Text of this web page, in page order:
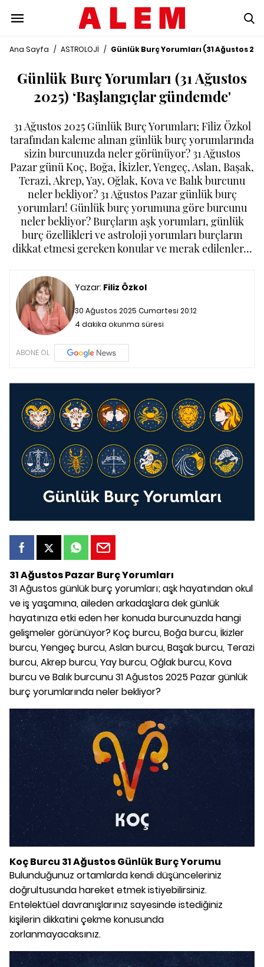
Ana Sayfa / ASTROLOJİ / Günlük Burç Yorumları (31 Ağustos
Günlük Burç Yorumları (31 Ağustos
2025) ‘Başlangıçlar gündemde'
31 Ağustos 2025 Günlük Burç Yorumları; Filiz Özkol
tarafından kaleme alınan günlük burç yorumlarında
sizin burcunuzda neler görünüyor? 31 Ağustos
Pazar günü Koç, Boğa, İkizler, Yengeç, Aslan, Başak,
Terazi, Akrep, Yay, Oğlak, Kova ve Balık burcunu
neler bekliyor? 31 Ağustos Pazar günlük burç
yorumları! Günlük burç yorumuna göre burcunu
neler bekliyor? Burçların aşk yorumları, günlük
burç özellikleri ve astroloji yorumları burçların
dikkat etmesi gereken konular ve merak edilenler…
Yazar: Filiz Özkol
30 Ağustos 2025 Cumartesi 20:12
4 dakika okunma süresi
ABONE OL
31 Ağustos Pazar Burç Yorumları
31 Ağustos günlük burç yorumları; aşk hayatından okul
ve iş yaşamına, aileden arkadaşlara dek günlük
hayatınıza etki eden her konuda burcunuzda hangi
gelişmeler görünüyor? Koç burcu, Boğa burcu, İkizler
burcu, Yengeç burcu, Aslan burcu, Başak burcu, Terazi
burcu, Akrep burcu, Yay burcu, Oğlak burcu, Kova
burcu ve Balık burcunu 31 Ağustos 2025 Pazar günlük
burç yorumlarında neler bekliyor?
Koç Burcu 31 Ağustos Günlük Burç Yorumu
Bulunduğunuz ortamlarda kendi düşünceleriniz
doğrultusunda hareket etmek istiyebilirsiniz.
Entelektüel davranışlarınız sayesinde istediğiniz
kişilerin dikkatini çekme konusunda
zorlanmayacaksınız.